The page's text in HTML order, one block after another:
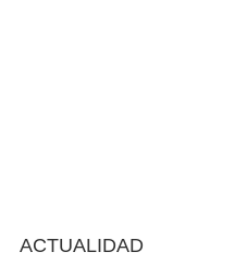
ACTUALIDAD